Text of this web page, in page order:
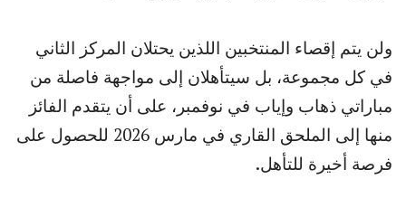
ولن يتم إقصاء المنتخبين اللذين يحتلان المركز الثاني
في كل مجموعة، بل سيتأهلان إلى مواجهة فاصلة من
مباراتي ذهاب وإياب في نوفمبر، على أن يتقدم الفائز
منها إلى الملحق القاري في مارس 2026 للحصول على
فرصة أخيرة للتأهل.